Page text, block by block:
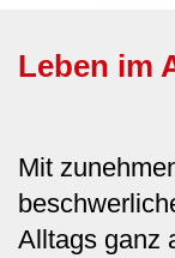
Leben im
Mit
Alltags ganz